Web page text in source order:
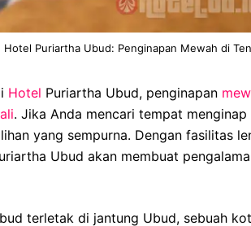
Hotel Puriartha Ubud: Penginapan Mewah di
Hotel Puriartha Ubud, penginapan
. Jika Anda mencari tempat
yang sempurna. Dengan fasilitas
Ubud akan membuat
terletak di jantung Ubud, sebuah